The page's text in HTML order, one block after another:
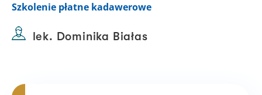
Szkolenie płatne kadawerowe
lek. Dominika Białas